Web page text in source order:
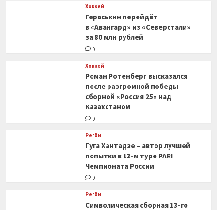
Хоккей
Гераськин перейдёт
в «Авангард» из «Северстали»
за 80 млн рублей
0
Хоккей
Роман Ротенберг высказался
после разгромной победы
сборной «Россия 25» над
Казахстаном
0
Регби
Гуга Хантадзе – автор лучшей
попытки в 13-м туре PARI
Чемпионата России
0
Регби
Символическая сборная 13-го